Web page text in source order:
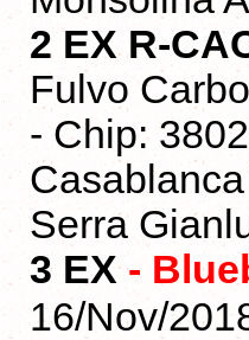
2 EX R-
Fulvo
- Chip:
Serra
3 EX-
16/Nov/